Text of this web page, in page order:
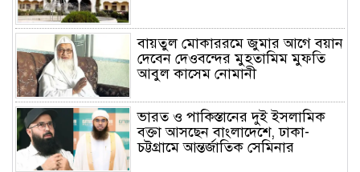
বায়তুল মোকাররমে জুমার আগে বয়ান
দেবেন দেওবন্দের মুহতামিম মুফতি
আবুল কাসেম নোমানী
ভারত ও পাকিস্তানের দুই ইসলামিক
বক্তা আসছেন বাংলাদেশে, ঢাকা-
চট্টগ্রামে আন্তর্জাতিক সেমিনার